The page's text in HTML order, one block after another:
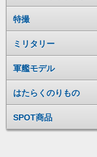
特撮
ミリタリー
軍艦モデル
はたらくのりもの
SPOT商品